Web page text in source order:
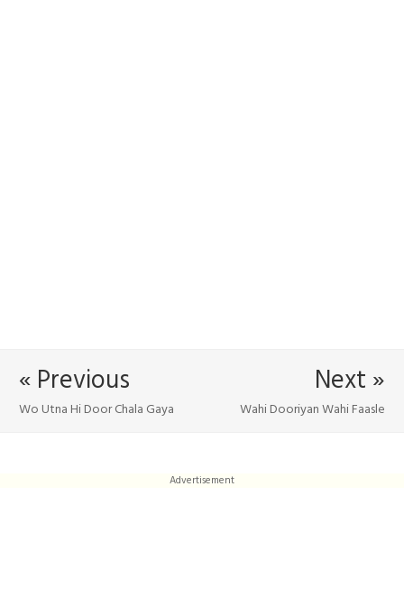
Next »
Wahi Dooriyan Wahi Faasle
« Previous
Wo Utna Hi Door Chala Gaya
Advertisement